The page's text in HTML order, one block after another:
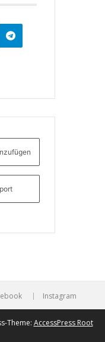
Instagram
Theme: AccessPress Root